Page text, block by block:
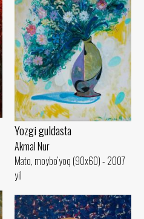
Yozgi guldasta
Akmal Nur
Mato, moybo‘yoq (90x60) - 2007
yil